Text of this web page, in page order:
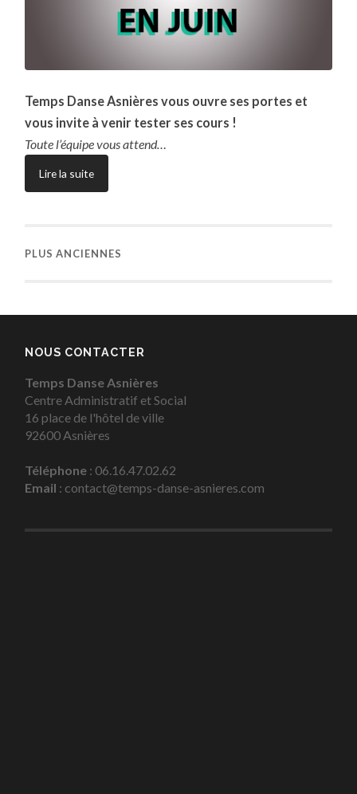
Temps Danse Asnières vous ouvre ses portes et
vous invite à venir tester ses cours !
Toute l’équipe vous attend…
Lire la suite
PLUS ANCIENNES
NOUS CONTACTER
Temps Danse Asnières
Centre Administratif et Social
16 place de l'hôtel de ville
92600 Asnières
Téléphone : 06.16.47.02.62
Email : contact@temps-danse-asnieres.com